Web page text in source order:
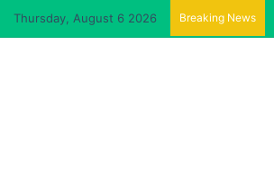
Thursday, August 6 2026 Breaking News